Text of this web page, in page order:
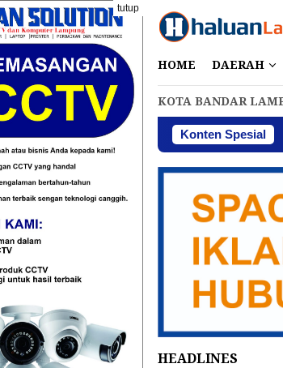
Loncat
ke
konten
tutup
HOME DAERAH
KOTA BANDAR
Konten Spesial
HEADLINES